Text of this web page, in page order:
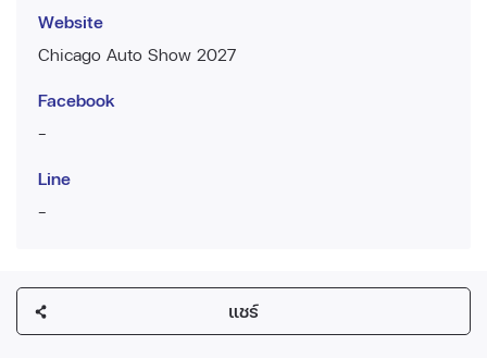
Website
Chicago Auto Show 2027
Facebook
-
Line
-
แชร์